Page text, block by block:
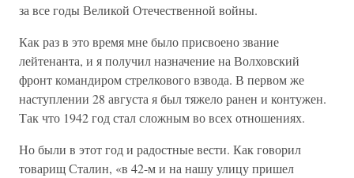
за все годы Великой Отечественной войны.
Как раз в это время мне было присвоено звание
лейтенанта, и я получил назначение на Волховский
фронт командиром стрелкового взвода. В первом же
наступлении 28 августа я был тяжело ранен и контужен.
Так что 1942 год стал сложным во всех отношениях.
Но были в этот год и радостные вести. Как говорил
товарищ Сталин, «в 42-м и на нашу улицу пришел